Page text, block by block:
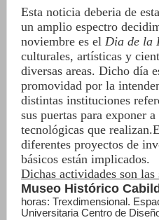
Esta noticia deberia de
un amplio espectro
noviembre es el Dia de la
culturales, artísticas y
diversas areas. Dicho día
promovidad por la
distintas instituciones
sus puertas para exponer
tecnológicas que
diferentes proyectos de
básicos están implicados.
Dichas actividades son las
Museo Histórico
horas: Trexdimensional.
Universitaria Centro de